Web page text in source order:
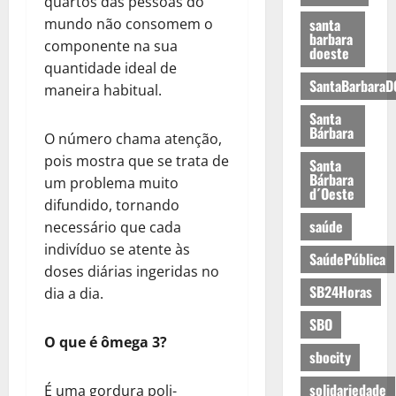
mundo não consomem o
componente na sua
quantidade ideal de
maneira habitual.
O número chama atenção,
pois mostra que se trata de
um problema muito
difundido, tornando
necessário que cada
indivíduo se atente às
doses diárias ingeridas no
dia a dia.
O que é ômega 3?
É uma gordura poli-
santa
barbara
doeste
Santa
Bárbara
Santa
Bárbara
d´Oeste
saúde
SaúdePública
SB24Horas
SBO
sbocity
solidariedade